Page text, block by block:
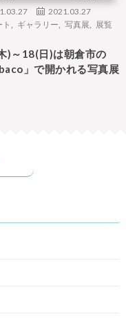
2021.03.27
ト ギャラリー 写真展
展覧
)～18(日)は朝倉市の
」で開かれる写真展